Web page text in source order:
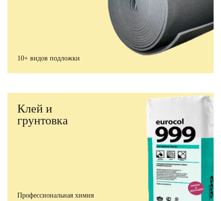
10+ видов подложки
Клей и
грунтовка
Профессиональная химия